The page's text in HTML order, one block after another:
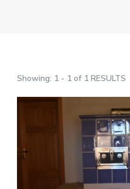
Showing: 1 - 1 of 1 RESULTS